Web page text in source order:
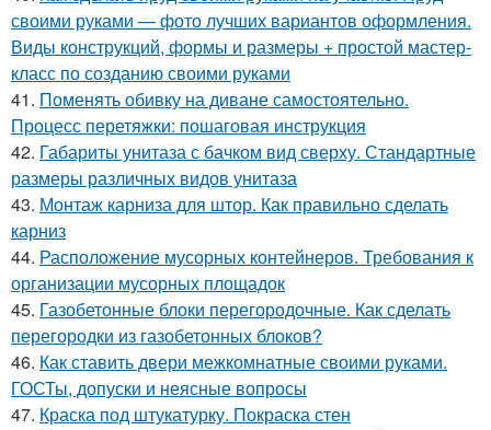
своими руками — фото лучших вариантов оформления.
Виды конструкций, формы и размеры + простой мастер-
класс по созданию своими руками
41. Поменять обивку на диване самостоятельно.
Процесс перетяжки: пошаговая инструкция
42. Габариты унитаза с бачком вид сверху. Стандартные
размеры различных видов унитаза
43. Монтаж карниза для штор. Как правильно сделать
карниз
44. Расположение мусорных контейнеров. Требования к
организации мусорных площадок
45. Газобетонные блоки перегородочные. Как сделать
перегородки из газобетонных блоков?
46. Как ставить двери межкомнатные своими руками.
ГОСТы, допуски и неясные вопросы
47. Краска под штукатурку. Покраска стен